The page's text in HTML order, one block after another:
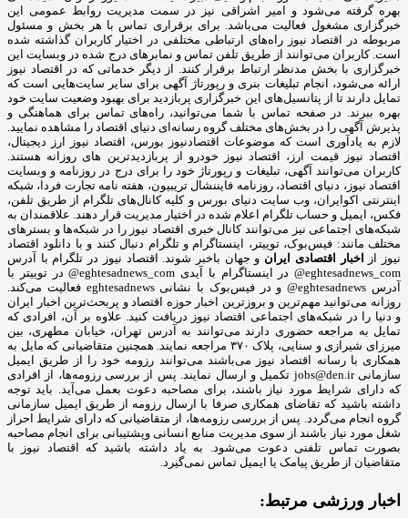
بهره گرفته می‌شود و امیر اشراقی نیز در سمت مدیریت روابط عمومی این
خبرگزاری مشغول فعالیت می‌باشد. برای برقراری تماس با هر بخش و مسئول
مربوطه در اقتصاد نیوز راه‌های ارتباطی مختلفی در اختیار کاربران گذاشته شده
است. کاربران می‌توانند از طریق تلفن تماس و نمابرهای درج شده در وبسایت این
خبرگزاری با بخش مدنظر ارتباط برقرار کنند. از دیگر خدماتی که در اقتصاد نیوز
ارائه می‌شود، انجام تبلیغات بنری و رپورتاژ آگهی برای سایر سایت‌هایی است که
تمایل دارند تا از پتانسیل‌های این خبرگزاری پربازدید برای بهبود وضعیت سایت خود
بهره ببرند. در صفحه تماس با شما می‌توانید، راه‌های تماس برای هماهنگی و
پذیرش آگهی را در بخش‌های مختلف گروه رسانه‌ای دنیای اقتصاد را مشاهده نمایید.
لازم به یادآوری است که موضوعات اقتصادنیوز بورس، اقتصاد نیوز ارز دیجیتال،
اقتصاد نیوز قیمت ارز، اقتصاد نیوز خودرو از پربازدیدترین های روزانه هستند.
کاربران می‌توانند آگهی، تبلیغات و رپورتاژ خود را برای درج در روزنامه و وبسایت
اقتصاد نیوز، دنیای اقتصاد، روزنامه فایننشال تریبیون، هفته نامه تجارت فردا، شبکه
اینترنتی اکوایران، وب سایت دنیای بورس و کلیه کانال‌های تلگرام از طریق تلفن،
فکس، ایمیل و حساب تلگرام اعلام شده در اختیار مدیریت قرار دهند. علاقمندان به
شبکه‎‌های اجتماعی نیز می‌توانند کانال خبری اقتصاد نیوز را در شبکه‌ها و بسترهای
مختلف مانند: فیس‌بوک، توییتر، اینستاگرام و تلگرام دنبال کنند و با دانلود اقتصاد
نیوز از اخبار اقتصادی ایران و جهان باخبر شوند. اقتصاد نیوز در تلگرام با آدرس
eghtesadnews_com@ در اینستاگرام با آیدی eghtesadnews_com@ در توییتر با
آدرس eghtesadnews@ و در فیس‌بوک با نشانی eghtesadnews فعالیت می‌کند.
روزانه می‌توانید مهم‌ترین و بروزترین اخبار حوزه اقتصاد و پربحث‌ترین اخبار ایران
و دنیا را در شبکه‌های اجتماعی اقتصاد نیوز دریافت کنید. علاوه بر آن، افرادی که
تمایل به مراجعه حضوری دارند می‌توانند به آدرس تهران، خیابان مطهری، بین
میرزای شیرازی و سنایی، پلاک ۳۷۰ مراجعه نمایند. همچنین متقاضیانی که مایل به
همکاری با رسانه‌ اقتصاد نیوز می‌باشند می‌توانند رزومه خود را از طریق ایمیل
سازمانی jobs@den.ir تکمیل و ارسال نمایند. پس از بررسی رزومه‌ها، از افرادی
که دارای شرایط مورد نیاز باشند، برای مصاحبه دعوت بعمل می‌آید. باید توجه
داشته باشید که تقاضای همکاری صرفا با ارسال رزومه از طریق ایمیل سازمانی
گروه انجام می‌گردد. پس از بررسی رزومه‌ها، از متقاضیانی که دارای شرایط احراز
شغل مورد نیاز باشند از سوی مدیریت منابع انسانی وپشتیبانی برای انجام مصاحبه
بصورت تماس تلفنی دعوت می‌شود. به یاد داشته باشید که اقتصاد نیوز با
متقاضیان از طریق پیامک یا ایمیل تماس نمی‌گیرد.
اخبار ورزشی مرتبط: